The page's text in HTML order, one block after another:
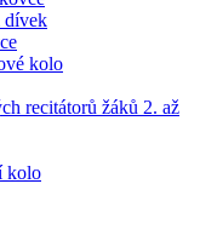
dívek
kolo
recitátorů žáků 2. až
kolo